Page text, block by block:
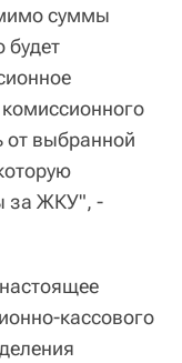
суммы
будет
от выбранной
за ЖКУ", -
кассового